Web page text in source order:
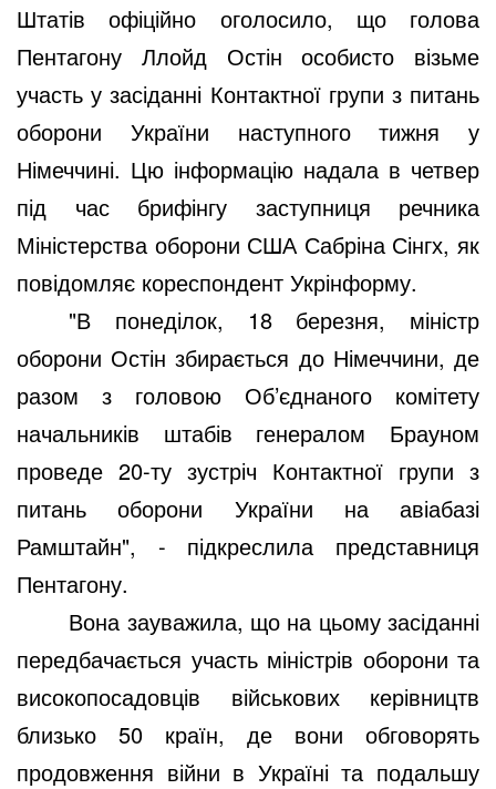
Штатів офіційно оголосило, що голова
Пентагону Ллойд Остін особисто візьме
участь у засіданні Контактної групи з питань
оборони України наступного тижня у
Німеччині. Цю інформацію надала в четвер
під час брифінгу заступниця речника
Міністерства оборони США Сабріна Сінгх, як
повідомляє кореспондент Укрінформу.
"В понеділок, 18 березня, міністр
оборони Остін збирається до Німеччини, де
разом з головою Об’єднаного комітету
начальників штабів генералом Брауном
проведе 20-ту зустріч Контактної групи з
питань оборони України на авіабазі
Рамштайн", - підкреслила представниця
Пентагону.
Вона зауважила, що на цьому засіданні
передбачається участь міністрів оборони та
високопосадовців військових керівництв
близько 50 країн, де вони обговорять
продовження війни в Україні та подальшу